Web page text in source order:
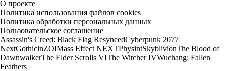
О проекте
Политика использования файлов cookies
Политика обработки персональных данных
Пользовательское соглашение
Assassin's Creed: Black Flag ResyncedCyberpunk 2077
NextGothicinZOIMass Effect NEXTPhysintSkyblivionThe Blood of
DawnwalkerThe Elder Scrolls VIThe Witcher IVWuchang: Fallen
Feathers